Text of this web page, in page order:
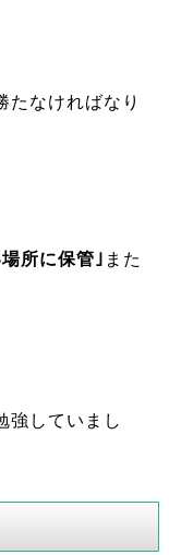
たなければなり
所に保管｣ また
強していまし